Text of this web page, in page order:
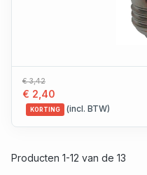
€ 3,42
€ 2,40
KORTING (incl. BTW)
Producten 1-12 van de 13